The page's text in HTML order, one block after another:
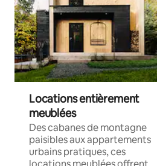
Locations entièrement
meublées
Des cabanes de montagne
paisibles aux appartements
urbains pratiques, ces